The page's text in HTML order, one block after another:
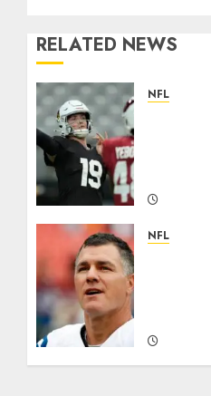
RELATED NEWS
NFL
2026
0
NFL
2026